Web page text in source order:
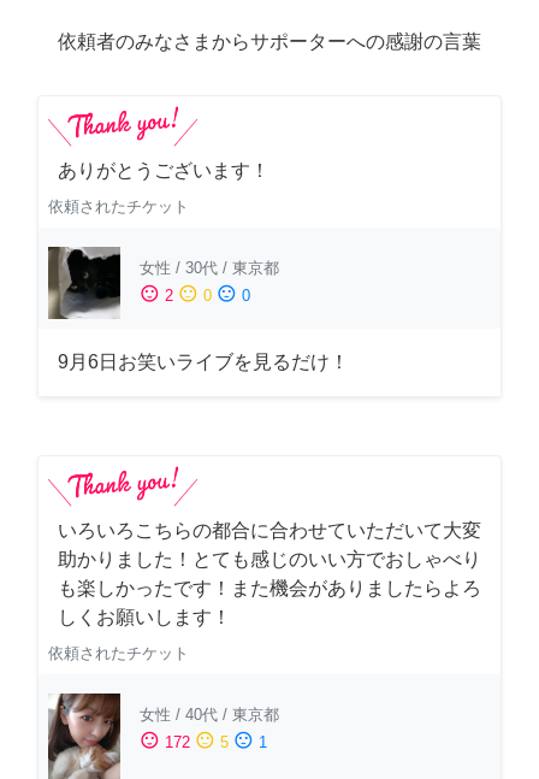
依頼者のみなさまからサポーターへの感謝の言葉
ありがとうございます！
依頼されたチケット
女性 / 30代 / 東京都
sentiment_satisfied 2 sentiment_neutral 0 sentiment_dissatisfied 0
9月6日お笑いライブを見るだけ！
いろいろこちらの都合に合わせていただいて大変
助かりました！とても感じのいい方でおしゃべり
も楽しかったです！また機会がありましたらよろ
しくお願いします！
依頼されたチケット
女性 / 40代 / 東京都
sentiment_satisfied 172 sentiment_neutral 5 sentiment_dissatisfied 1